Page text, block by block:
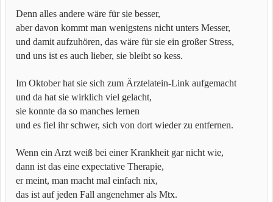
Denn alles andere wäre für sie besser,
aber davon kommt man wenigstens nicht unters Messer,
und damit aufzuhören, das wäre für sie ein großer Stress,
und uns ist es auch lieber, sie bleibt so kess.
Im Oktober hat sie sich zum Ärztelatein-Link aufgemacht
und da hat sie wirklich viel gelacht,
sie konnte da so manches lernen
und es fiel ihr schwer, sich von dort wieder zu entfernen.
Wenn ein Arzt weiß bei einer Krankheit gar nicht wie,
dann ist das eine expectative Therapie,
er meint, man macht mal einfach nix,
das ist auf jeden Fall angenehmer als Mtx.